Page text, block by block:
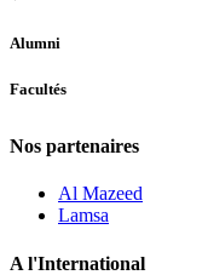
Alumni
Facultés
Nos partenaires
Al Mazeed
Lamsa
A l'International